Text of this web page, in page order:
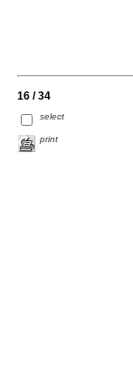
16 / 34
select
print